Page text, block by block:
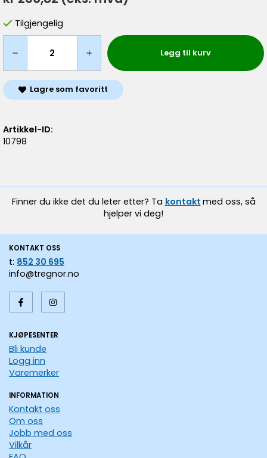
Tilgjengelig
Legg til kurv
Lagre som favoritt
Artikkel-ID:
10798
Finner du ikke det du leter etter? Ta kontakt med oss, så
hjelper vi deg!
KONTAKT OSS
t: 852 30 695
info@tregnor.no
KJØPESENTER
Bli kunde
Logg inn
Varemerker
INFORMATION
Kontakt oss
Om oss
Jobb med oss
Vilkår